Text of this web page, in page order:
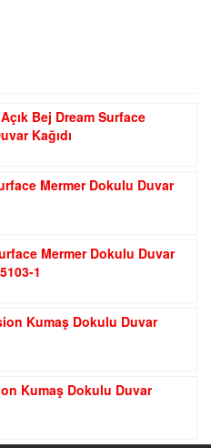
Bej Dream Surface
Kağıdı
Mermer Dokulu Duvar
Mermer Dokulu Duvar
1
Kumaş Dokulu Duvar
Kumaş Dokulu Duvar